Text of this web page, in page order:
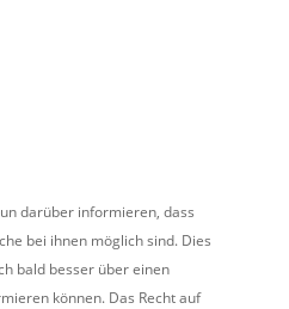
darüber informieren, dass
bei ihnen möglich sind. Dies
bald besser über einen
können. Das Recht auf